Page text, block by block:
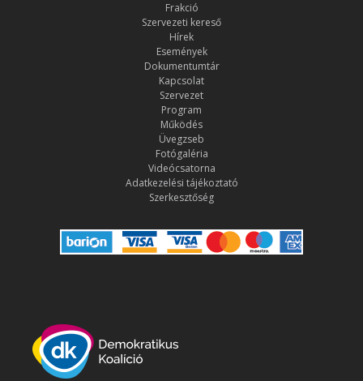
Frakció
Szervezeti kereső
Hírek
Események
Dokumentumtár
Kapcsolat
Szervezet
Program
Működés
Üvegzseb
Fotógaléria
Videócsatorna
Adatkezelési tájékoztató
Szerkesztőség